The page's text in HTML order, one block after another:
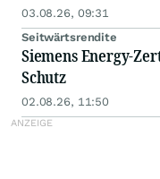
03.08.26, 09:31
Seitwärtsrendite
Siemens Energy-
Schutz
02.08.26, 11:50